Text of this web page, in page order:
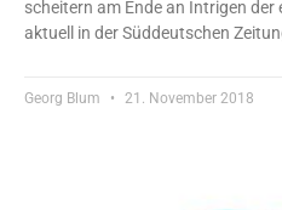
scheitern am Ende an Intrigen der
aktuell in der Süddeutschen
Georg Blum 21. November 2018